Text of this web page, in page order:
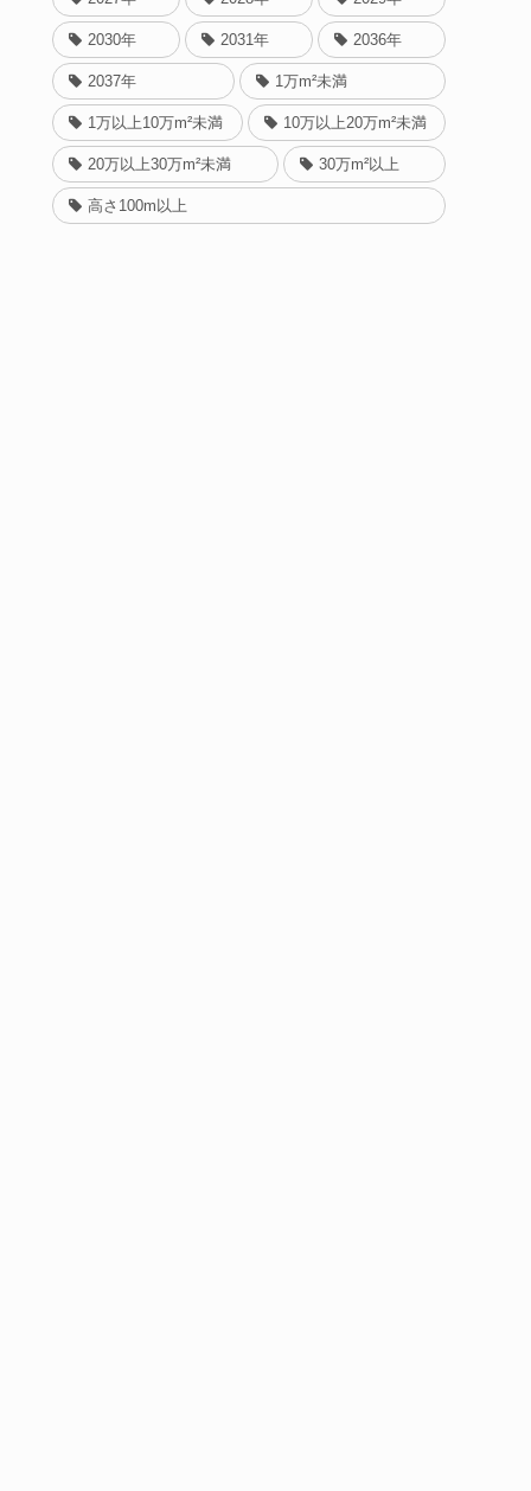
2030年 2031年 2036年
2037年 1万m²未満
1万以上10万m²未満 10万以上20万m²未満
20万以上30万m²未満 30万m²以上
高さ100m以上